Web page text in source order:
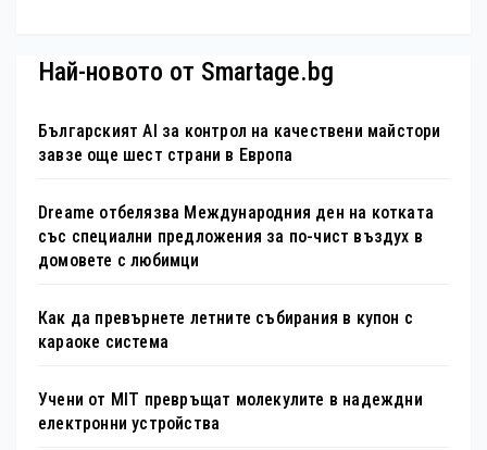
Най-новото от Smartage.bg
Българският AI за контрол на качествени майстори
завзе още шест страни в Европа
Dreame отбелязва Международния ден на котката
със специални предложения за по-чист въздух в
домовете с любимци
Как да превърнете летните събирания в купон с
караоке система
Учени от MIT превръщат молекулите в надеждни
електронни устройства